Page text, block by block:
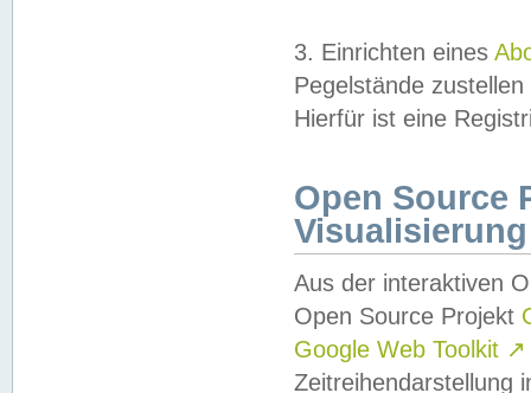
3. Einrichten eines
Pegelstände
Hierfür ist eine
Open Source
Visualisierung
Aus der interaktiven
Open Source Projekt
Google Web Toolkit ↗
Zeitreihendarstellung